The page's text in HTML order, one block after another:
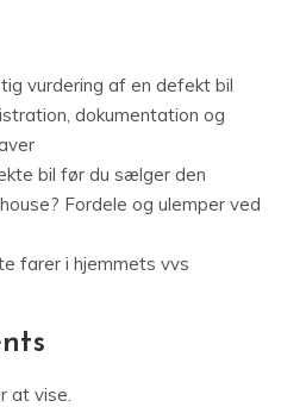
vurdering af en defekt bil
dokumentation og
bil før du sælger den
Fordele og ulemper ved
farer i hjemmets vvs
at vise.